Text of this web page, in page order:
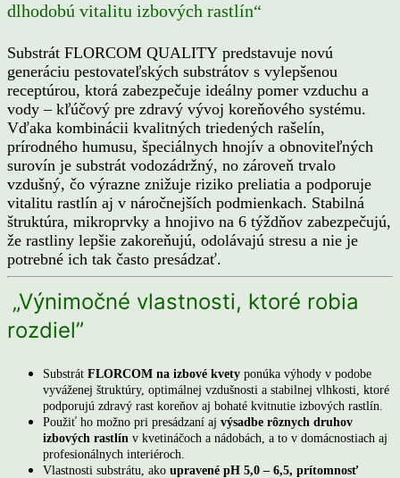
dlhodobú vitalitu izbových rastlín“
Substrát FLORCOM QUALITY predstavuje novú
generáciu pestovateľských substrátov s vylepšenou
receptúrou, ktorá zabezpečuje ideálny pomer vzduchu a
vody – kľúčový pre zdravý vývoj koreňového systému.
Vďaka kombinácii kvalitných triedených rašelín,
prírodného humusu, špeciálnych hnojív a obnoviteľných
surovín je substrát vodozádržný, no zároveň trvalo
vzdušný, čo výrazne znižuje riziko preliatia a podporuje
vitalitu rastlín aj v náročnejších podmienkach. Stabilná
štruktúra, mikroprvky a hnojivo na 6 týždňov zabezpečujú,
že rastliny lepšie zakoreňujú, odolávajú stresu a nie je
potrebné ich tak často presádzať.
„Výnimočné vlastnosti, ktoré robia
rozdiel”
Substrát FLORCOM na izbové kvety ponúka výhody v podobe
vyváženej štruktúry, optimálnej vzdušnosti a stabilnej vlhkosti, ktoré
podporujú zdravý rast koreňov aj bohaté kvitnutie izbových rastlín.
Použiť ho možno pri presádzaní aj výsadbe rôznych druhov
izbových rastlín v kvetináčoch a nádobách, a to v domácnostiach aj
profesionálnych interiéroch.
Vlastnosti substrátu, ako upravené pH 5,0 – 6,5, prítomnosť